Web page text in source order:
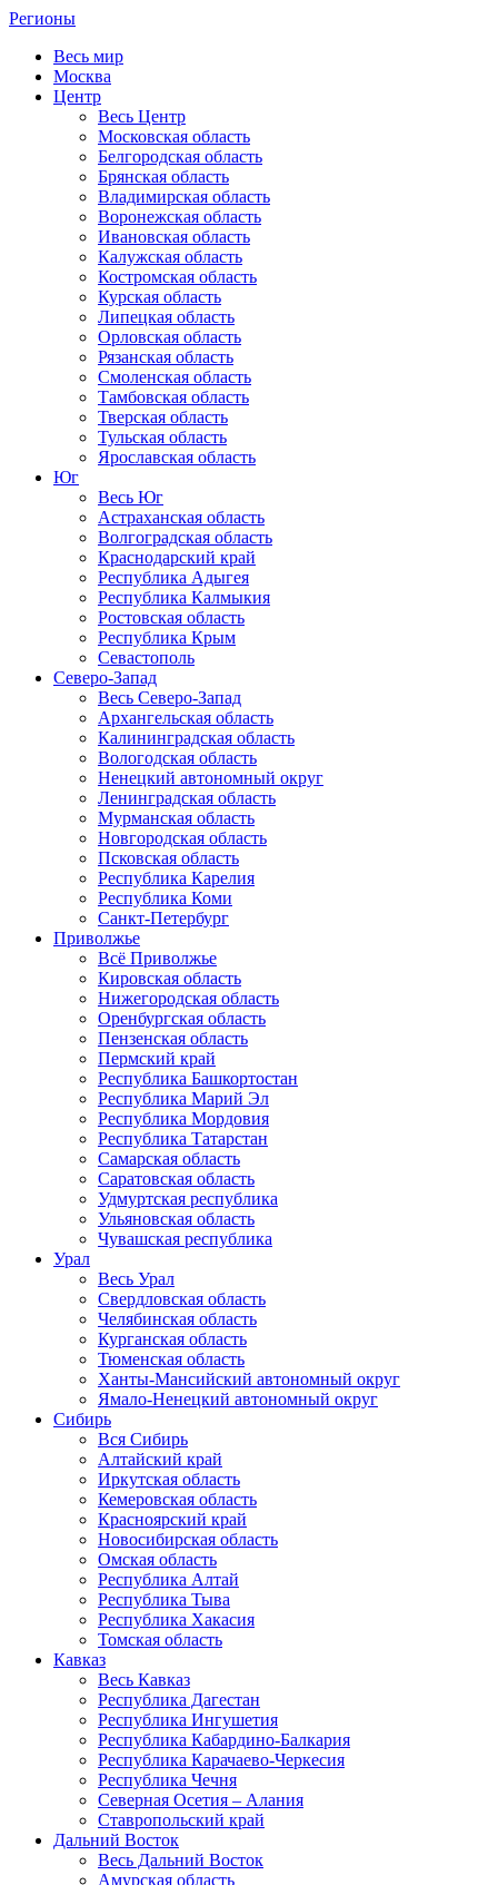
Регионы
Весь мир
Москва
Центр
Весь Центр
Московская область
Белгородская область
Брянская область
Владимирская область
Воронежская область
Ивановская область
Калужская область
Костромская область
Курская область
Липецкая область
Орловская область
Рязанская область
Смоленская область
Тамбовская область
Тверская область
Тульская область
Ярославская область
Юг
Весь Юг
Астраханская область
Волгоградская область
Краснодарский край
Республика Адыгея
Республика Калмыкия
Ростовская область
Республика Крым
Севастополь
Северо-Запад
Весь Северо-Запад
Архангельская область
Калининградская область
Вологодская область
Ненецкий автономный округ
Ленинградская область
Мурманская область
Новгородская область
Псковская область
Республика Карелия
Республика Коми
Санкт-Петербург
Приволжье
Всё Приволжье
Кировская область
Нижегородская область
Оренбургская область
Пензенская область
Пермский край
Республика Башкортостан
Республика Марий Эл
Республика Мордовия
Республика Татарстан
Самарская область
Саратовская область
Удмуртская республика
Ульяновская область
Чувашская республика
Урал
Весь Урал
Свердловская область
Челябинская область
Курганская область
Тюменская область
Ханты-Мансийский автономный округ
Ямало-Ненецкий автономный округ
Сибирь
Вся Сибирь
Алтайский край
Иркутская область
Кемеровская область
Красноярский край
Новосибирская область
Омская область
Республика Алтай
Республика Тыва
Республика Хакасия
Томская область
Кавказ
Весь Кавказ
Республика Дагестан
Республика Ингушетия
Республика Кабардино-Балкария
Республика Карачаево-Черкесия
Республика Чечня
Северная Осетия – Алания
Ставропольский край
Дальний Восток
Весь Дальний Восток
Амурская область